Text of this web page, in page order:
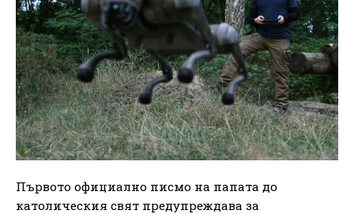
Първото официално писмо на папата до
католическия свят предупреждава за